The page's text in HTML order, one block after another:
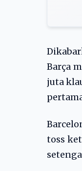
Barça
juta
toss